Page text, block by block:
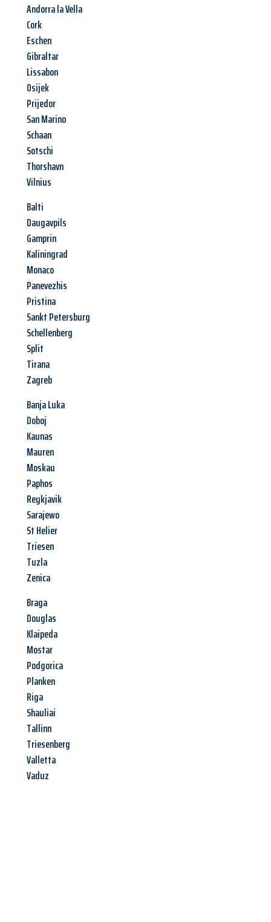
Andorra la Vella
Cork
Eschen
Gibraltar
Lissabon
Osijek
Prijedor
San Marino
Schaan
Sotschi
Thorshavn
Vilnius
Balti
Daugavpils
Gamprin
Kaliningrad
Monaco
Panevezhis
Pristina
Sankt Petersburg
Schellenberg
Split
Tirana
Zagreb
Banja Luka
Doboj
Kaunas
Mauren
Moskau
Paphos
Reykjavik
Sarajewo
St Helier
Triesen
Tuzla
Zenica
Braga
Douglas
Klaipeda
Mostar
Podgorica
Planken
Riga
Shauliai
Tallinn
Triesenberg
Valletta
Vaduz